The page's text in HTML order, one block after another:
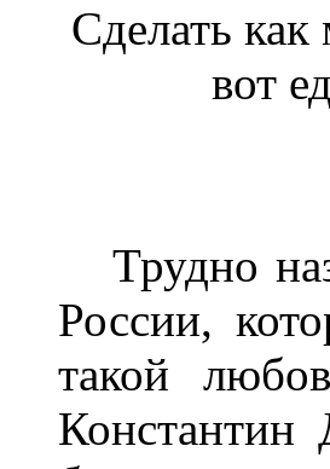
Сделать
вот
Трудно
России,
такой
Константин